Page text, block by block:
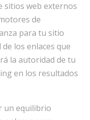
sitios web externos
de
para tu sitio
los enlaces que
la autoridad de tu
en los resultados
un equilibrio